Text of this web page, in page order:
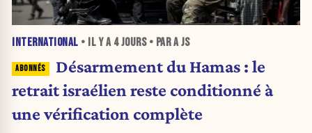
INTERNATIONAL • IL Y A 4 JOURS• PAR A JS
Désarmement du Hamas : le
retrait israélien reste conditionné à
une vérification complète